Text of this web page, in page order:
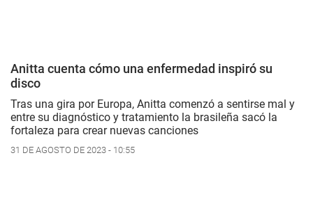
Anitta cuenta cómo una enfermedad inspiró su
disco
Tras una gira por Europa, Anitta comenzó a sentirse mal y
entre su diagnóstico y tratamiento la brasileña sacó la
fortaleza para crear nuevas canciones
31 DE AGOSTO DE 2023 - 10:55